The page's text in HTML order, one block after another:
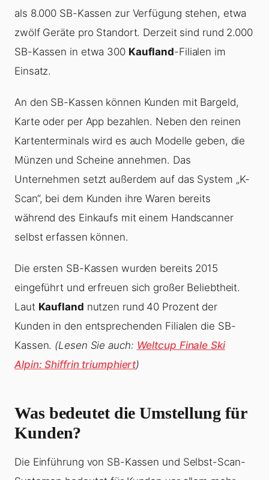
als 8.000 SB-Kassen zur Verfügung stehen, etwa
zwölf Geräte pro Standort. Derzeit sind rund 2.000
SB-Kassen in etwa 300 Kaufland-Filialen im
Einsatz.
An den SB-Kassen können Kunden mit Bargeld,
Karte oder per App bezahlen. Neben den reinen
Kartenterminals wird es auch Modelle geben, die
Münzen und Scheine annehmen. Das
Unternehmen setzt außerdem auf das System „K-
Scan“, bei dem Kunden ihre Waren bereits
während des Einkaufs mit einem Handscanner
selbst erfassen können.
Die ersten SB-Kassen wurden bereits 2015
eingeführt und erfreuen sich großer Beliebtheit.
Laut Kaufland nutzen rund 40 Prozent der
Kunden in den entsprechenden Filialen die SB-
Kassen. (Lesen Sie auch: Weltcup Finale Ski
Alpin: Shiffrin triumphiert)
Was bedeutet die Umstellung für
Kunden?
Die Einführung von SB-Kassen und Selbst-Scan-